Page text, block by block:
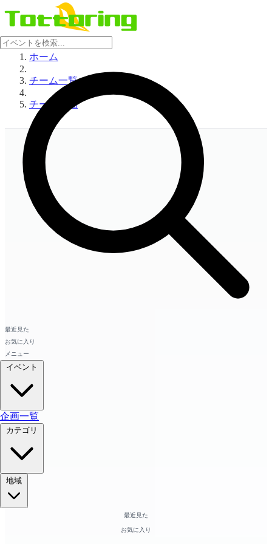
最近見た
お気に入り
メニュー
企画一覧
最近見た
お気に入り
ホーム
チーム一覧
チーム詳細